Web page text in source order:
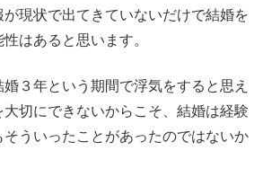
現状で出てきていないだけで結婚を
はあると思います。
３年という期間で浮気をすると思え
切にできないからこそ、結婚は経験
ういったことがあったのではないか